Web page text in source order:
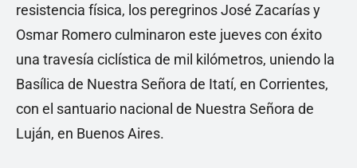
resistencia física, los peregrinos José Zacarías y
Osmar Romero culminaron este jueves con éxito
una travesía ciclística de mil kilómetros, uniendo la
Basílica de Nuestra Señora de Itatí, en Corrientes,
con el santuario nacional de Nuestra Señora de
Luján, en Buenos Aires.